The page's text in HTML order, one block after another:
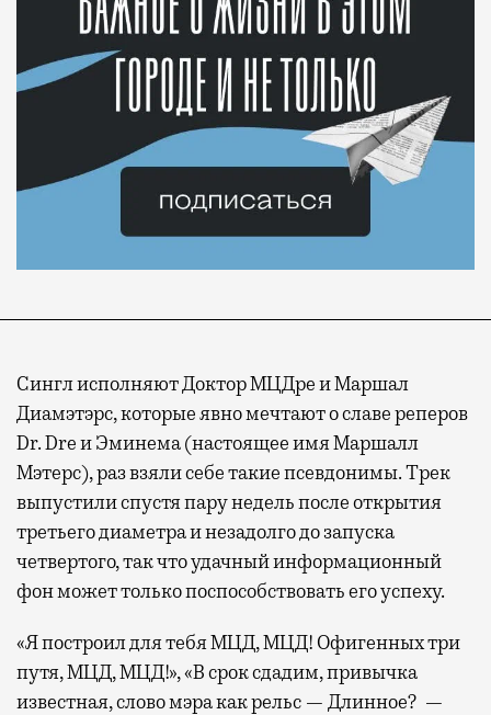
Сингл исполняют Доктор МЦДре и Маршал
Диамэтэрс, которые явно мечтают о славе реперов
Dr. Dre и Эминема (настоящее имя Маршалл
Мэтерс), раз взяли себе такие псевдонимы. Трек
выпустили спустя пару недель после открытия
третьего диаметра и незадолго до запуска
четвертого, так что удачный информационный
фон может только поспособствовать его успеху.
«Я построил для тебя МЦД, МЦД! Офигенных три
путя, МЦД, МЦД!», «В срок сдадим, привычка
известная, слово мэра как рельс — Длинное? —